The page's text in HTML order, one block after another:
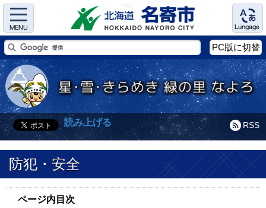
Menu Language
PC版に切替
RSS
読み上げる
防犯・安全
ページ内目次